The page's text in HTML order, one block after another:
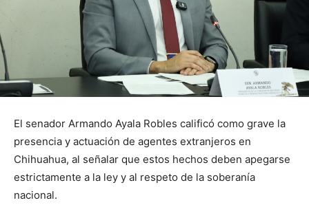
El senador Armando Ayala Robles calificó como grave la
presencia y actuación de agentes extranjeros en
Chihuahua, al señalar que estos hechos deben apegarse
estrictamente a la ley y al respeto de la soberanía
nacional.